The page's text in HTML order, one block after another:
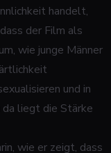
handelt,
der Film als
wie junge Männer
und in
da liegt die Stärke
wie er zeigt, dass